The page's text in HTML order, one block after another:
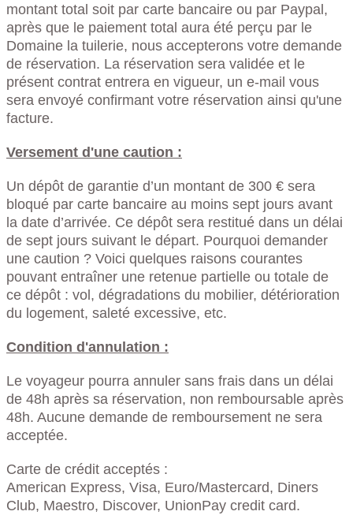
montant total soit par carte bancaire ou par Paypal,
après que le paiement total aura été perçu par le
Domaine la tuilerie, nous accepterons votre demande
de réservation. La réservation sera validée et le
présent contrat entrera en vigueur, un e-mail vous
sera envoyé confirmant votre réservation ainsi qu'une
facture.
Versement d'une caution :
Un dépôt de garantie d’un montant de 300 € sera
bloqué par carte bancaire au moins sept jours avant
la date d’arrivée. Ce dépôt sera restitué dans un délai
de sept jours suivant le départ. Pourquoi demander
une caution ? Voici quelques raisons courantes
pouvant entraîner une retenue partielle ou totale de
ce dépôt : vol, dégradations du mobilier, détérioration
du logement, saleté excessive, etc.
Condition d'annulation :
Le voyageur pourra annuler sans frais dans un délai
de 48h après sa réservation, non remboursable après
48h. Aucune demande de remboursement ne sera
acceptée.
Carte de crédit acceptés :
American Express, Visa, Euro/Mastercard, Diners
Club, Maestro, Discover, UnionPay credit card.